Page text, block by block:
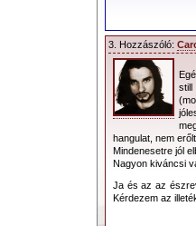
3. Hozzászóló:
still
hangulat, nem
Mindenesetre jól
Nagyon kiváncsi
Ja és az az
Kérdezem az